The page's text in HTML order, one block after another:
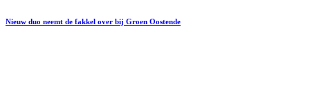
Nieuw duo neemt de fakkel over bij Groen Oostende